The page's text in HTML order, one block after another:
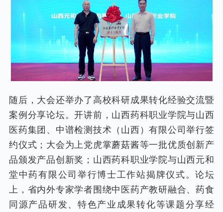
随后，大会还举办了高校科研成果转化经验交流暨
案例分享论坛。开讲前，山西药科职业学院与山西
医药集团、中谱检测技术（山西）有限公司举行签
约仪式；大会为上党虎掌蘑菇酱等一批优质创新产
品颁发产品创新奖；山西药科职业学院与山西元和
堂中药有限公司举行博士工作站揭牌仪式。论坛
上，省内外专家学者围绕中医药产教研融合、药食
同源产品研发、特色产业成果转化等课题分享经